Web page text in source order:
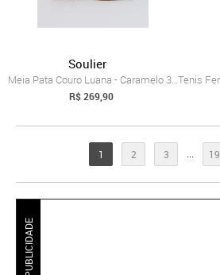
Soulier
Meia Pata Couro Luana - Caramelo 39 - caramelo
R$ 269,90
1 2 3 19
PUBLICIDADE